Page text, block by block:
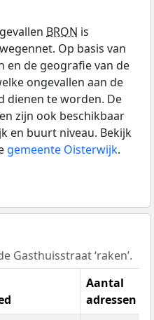
BRON is
Op basis van
en de geografie van de
ongevallen aan de
dienen te worden. De
zijn ook beschikbaar
en buurt niveau. Bekijk
gemeente Oisterwijk.
Gasthuisstraat ‘raken’.
Aantal
adressen